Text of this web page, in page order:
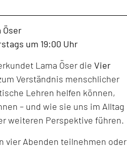
Öser
um 19:00 Uhr
Lama Öser die Vier
Verständnis menschlicher
Lehren helfen können,
– und wie sie uns im Alltag
weiteren Perspektive führen.
vier Abenden teilnehmen oder